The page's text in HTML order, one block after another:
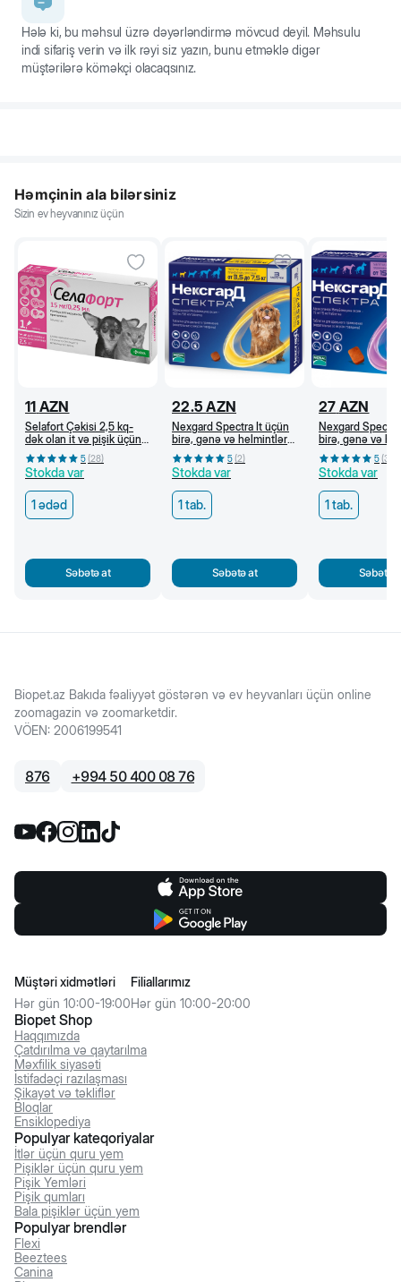
Hələ ki, bu məhsul üzrə dəyərləndirmə mövcud deyil. Məhsulu
indi sifariş verin və ilk rəyi siz yazın, bunu etməklə digər
müştərilərə köməkçi olacaqsınız.
Həmçinin ala bilərsiniz
Sizin ev heyvanınız üçün
11 AZN
Selafort Çəkisi 2,5 kq-
dək olan it və pişik üçün
bit, birə, qoturluq gənəsi
və helmintlərə qarşı
damcı
5(28)
Stokda var
1 ədəd
Səbətə at
22.5 AZN
Nexgard Spectra İt üçün
birə, gənə və helmintlərə
qarşı çeynəmə tabletlər
(3,5-7,5 kq) 5(2)
Stokda var
1 tab.
Səbətə at
27 AZN
Nexgard
birə, gənə və
qarşı çeynəmə
(15-30 kq) 5(3
Stokda var
1 tab.
Səbətə
Biopet.az Bakıda fəaliyyət göstərən və ev heyvanları üçün online
zoomagazin və zoomarketdir.
VÖEN: 2006199541
876 +994 50 400 08 76
Biopet Shop
Haqqımızda
Çatdırılma və qaytarılma
Məxfilik siyasəti
İstifadəçi razılaşması
Şikayət və təkliflər
Bloqlar
Ensiklopediya
Müştəri xidmətləri
Hər gün 10:00-19:00
Filiallarımız
Hər gün 10:00-20:00
Populyar kateqoriyalar
İtlər üçün quru yem
Pişiklər üçün quru yem
Pişik Yemləri
Pişik qumları
Bala pişiklər üçün yem
Populyar brendlər
Flexi
Beeztees
Canina